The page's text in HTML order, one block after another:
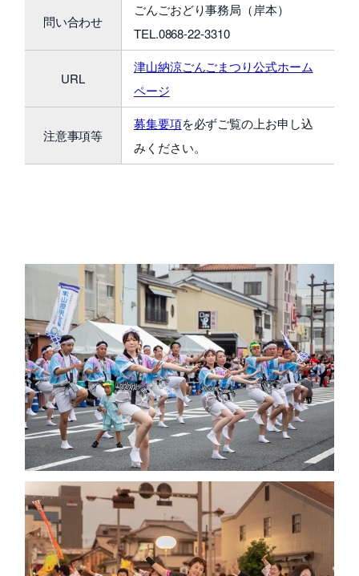
問い合わせ
ごんごおどり事務局（岸本）
TEL.0868-22-3310
URL
津山納涼ごんごまつり公式ホーム
ページ
注意事項等
募集要項を必ずご覧の上お申し込
みください。